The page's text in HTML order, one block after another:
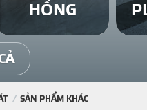
NGÓI LỢP
HỒNG
SẢN PHẨM KHÁC